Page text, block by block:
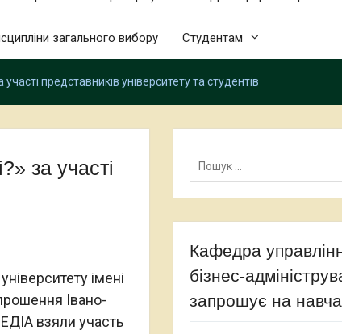
загального вибору Студентам
представників університету та студентів
за участі
імені
Івано-
взяли участь
Пошук:
Кафедра
бізнес-
запрошує на